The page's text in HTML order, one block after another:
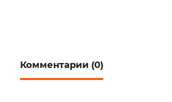
Комментарии (0)